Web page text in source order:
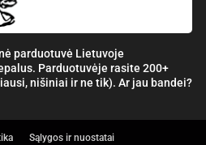
parduotuvė Lietuvoje
Parduotuvėje rasite 200+
nišiniai ir ne tik). Ar jau bandei?
Sąlygos ir nuostatai